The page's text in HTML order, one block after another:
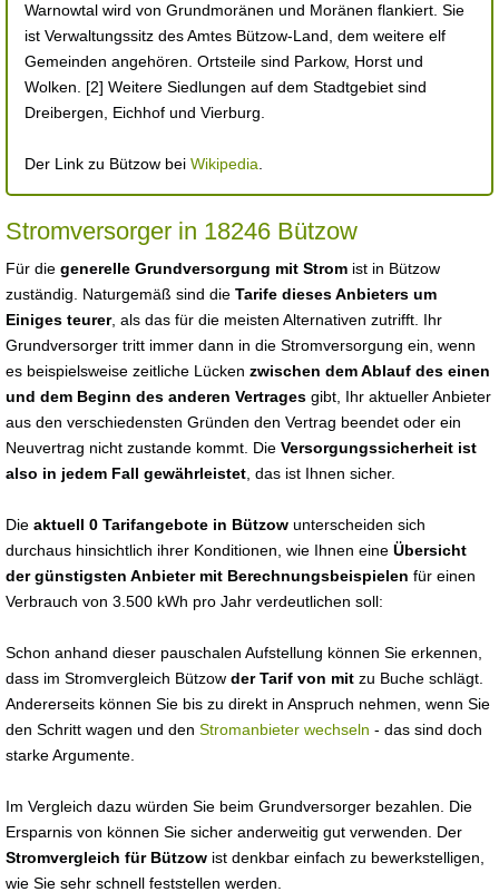
Warnowtal wird von Grundmoränen und Moränen flankiert. Sie
ist Verwaltungssitz des Amtes Bützow-Land, dem weitere elf
Gemeinden angehören. Ortsteile sind Parkow, Horst und
Wolken. [2] Weitere Siedlungen auf dem Stadtgebiet sind
Dreibergen, Eichhof und Vierburg.
Der Link zu Bützow bei Wikipedia
Stromversorger in 18246 Bützow
Für die generelle Grundversorgung mit Strom ist in Bützow
zuständig. Naturgemäß sind die Tarife dieses Anbieters um
Einiges teurer, als das für die meisten Alternativen zutrifft. Ihr
Grundversorger tritt immer dann in die Stromversorgung ein, wenn
es beispielsweise zeitliche Lücken zwischen dem Ablauf des einen
und dem Beginn des anderen Vertrages gibt, Ihr aktueller Anbieter
aus den verschiedensten Gründen den Vertrag beendet oder ein
Neuvertrag nicht zustande kommt. Die Versorgungssicherheit ist
also in jedem Fall gewährleistet , das ist Ihnen sicher.
Die aktuell 0 Tarifangebote in Bützow unterscheiden sich
durchaus hinsichtlich ihrer Konditionen, wie Ihnen eine Übersicht
der günstigsten Anbieter mit Berechnungsbeispielen für einen
Verbrauch von 3.500 kWh pro Jahr verdeutlichen soll:
Schon anhand dieser pauschalen Aufstellung können Sie erkennen,
dass im Stromvergleich Bützow der Tarif von mit zu Buche schlägt.
Andererseits können Sie bis zu direkt in Anspruch nehmen, wenn Sie
den Schritt wagen und den Stromanbieter wechseln - das sind doch
starke Argumente.
Im Vergleich dazu würden Sie beim Grundversorger bezahlen. Die
Ersparnis von können Sie sicher anderweitig gut verwenden. Der
Stromvergleich für Bützow ist denkbar einfach zu bewerkstelligen,
wie Sie sehr schnell feststellen werden.